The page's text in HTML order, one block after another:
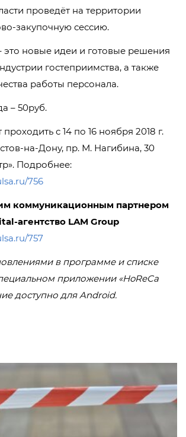
проведёт на территории
закупочную сессию.
это новые идеи и готовые решения
гостеприимства, а также
работы персонала.
– 50руб.
с 14 по 16 ноября 2018 г.
на-Дону, пр. М. Нагибина, 30
Подробнее:
756
коммуникационным партнером
агентство LAM Group
757
в программе и списке
приложении «HoReCa
доступно для Android.